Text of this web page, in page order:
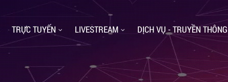
TRỰC TUYẾN LIVESTREAM DỊCH VỤ - TRUYỀN THÔNG